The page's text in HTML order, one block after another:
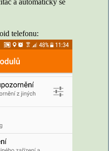
telefonu: